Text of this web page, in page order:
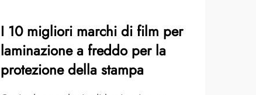
I 10 migliori marchi di film per
laminazione a freddo per la
protezione della stampa